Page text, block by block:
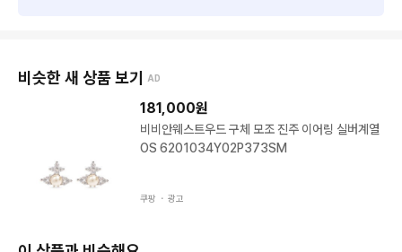
비슷한 새 상품 보기 AD
181,000원
비비안웨스트우드 구체 모조 진주 이어링 실버계열
OS 6201034Y02P373SM
쿠팡 ・ 광고